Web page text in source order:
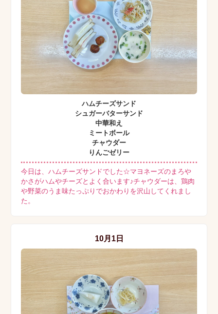
ハムチーズサンド
シュガーバターサンド
中華和え
ミートボール
チャウダー
りんごゼリー
今日は、ハムチーズサンドでした☆マヨネーズのまろや
かさがハムやチーズとよく合います♪チャウダーは、鶏肉
や野菜のうま味たっぷりでおかわりを沢山してくれまし
た。
10月1日